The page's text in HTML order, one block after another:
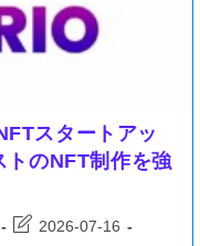
スタートアッ
のNFT制作を強
2026-07-16